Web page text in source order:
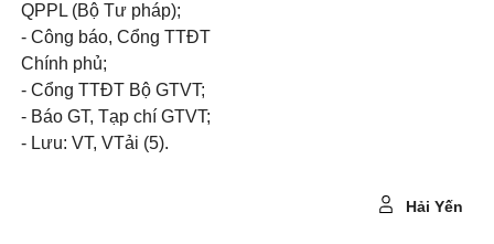
QPPL (Bộ Tư pháp);
- Công báo, Cổng TTĐT
Chính phủ;
- Cổng TTĐT Bộ GTVT;
- Báo GT, Tạp chí GTVT;
- Lưu: VT, VTải (5).
Hải Yến